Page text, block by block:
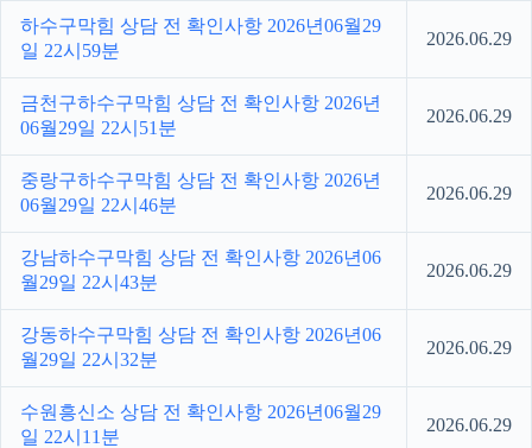
하수구막힘 상담 전 확인사항 2026년06월29
일 22시59분
2026.06.29
금천구하수구막힘 상담 전 확인사항 2026년
06월29일 22시51분
2026.06.29
중랑구하수구막힘 상담 전 확인사항 2026년
06월29일 22시46분
2026.06.29
강남하수구막힘 상담 전 확인사항 2026년06
월29일 22시43분
2026.06.29
강동하수구막힘 상담 전 확인사항 2026년06
월29일 22시32분
2026.06.29
수원흥신소 상담 전 확인사항 2026년06월29
일 22시11분
2026.06.29